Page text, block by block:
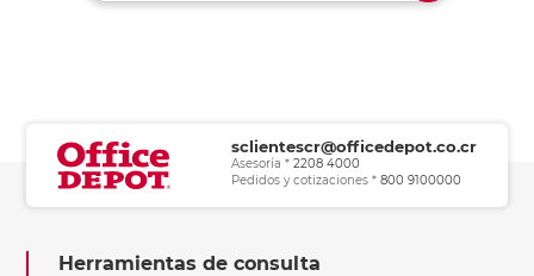
sclientescr@officedepot.co.cr
Asesoría *2208 4000
Pedidos y cotizaciones *800 9100000
Herramientas de consulta